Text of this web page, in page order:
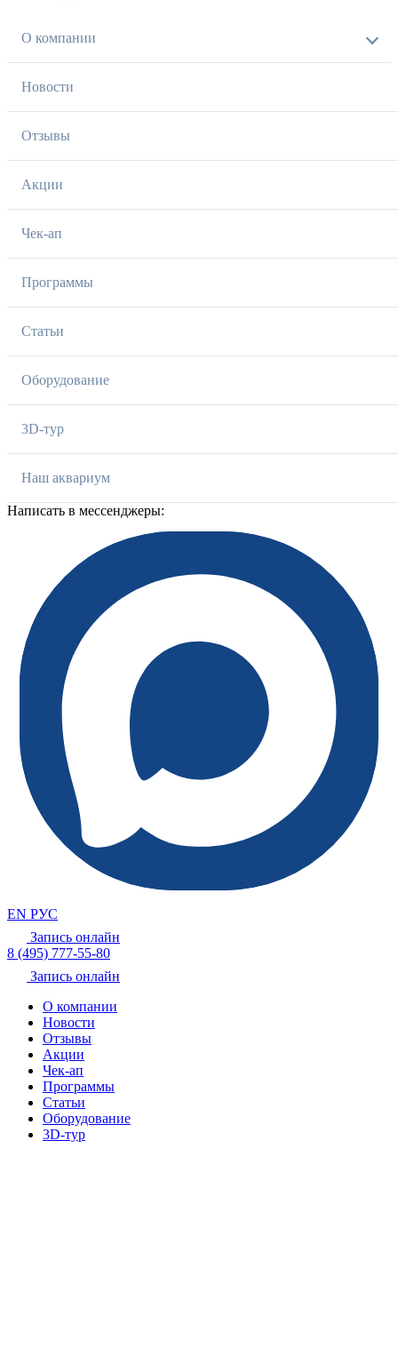
О компании
Новости
Отзывы
Акции
Чек-ап
Программы
Статьи
Оборудование
3D-тур
Наш аквариум
Написать в мессенджеры:
EN РУС
Запись онлайн
8 (495) 777-55-80
Запись онлайн
О компании
Новости
Отзывы
Акции
Чек-ап
Программы
Статьи
Оборудование
3D-тур